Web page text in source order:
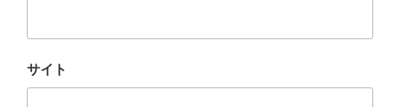
サイト